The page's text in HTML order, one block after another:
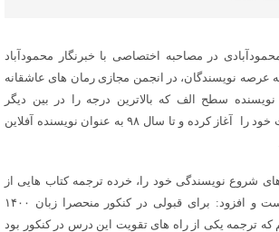
محمودآبادی در مصاحبه اختصاصی با خبرنگار محمودآباد
عرصه نویسندگان، در انجمن مجازی رمان های عاشقانه
سطح الف که بالاترین درجه را در بین دیگر
نویسندگان داشت، فعالیت خود را آغاز کرده و تا سال ۹۸ به عنوان نویسنده آفلاین
شروع نویسندگی خود را، خرده ترجمه کتاب هایی از
نویسندگان انگلیسی دانست و افزود: برای قبولی در کنکور منحصرا زبان ۱۴۰۰
که ترجمه یکی از راه های تقویت این درس در کنکور بود